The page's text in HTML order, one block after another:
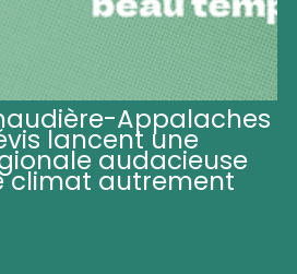
Appalaches
lancent une
audacieuse
climat autrement